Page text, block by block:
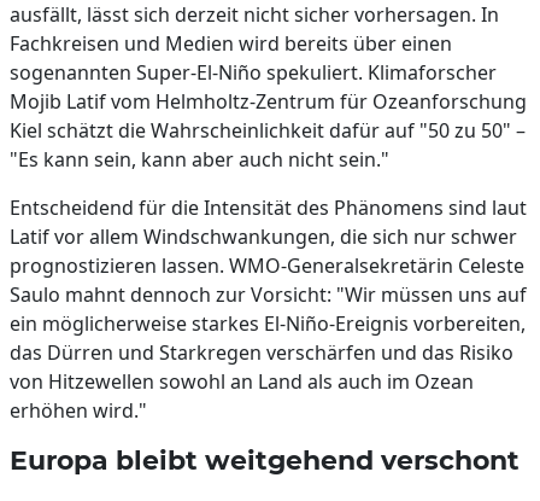
ausfällt, lässt sich derzeit nicht sicher vorhersagen. In
Fachkreisen und Medien wird bereits über einen
sogenannten Super-El-Niño spekuliert. Klimaforscher
Mojib Latif vom Helmholtz-Zentrum für Ozeanforschung
Kiel schätzt die Wahrscheinlichkeit dafür auf "50 zu 50" –
"Es kann sein, kann aber auch nicht sein."
Entscheidend für die Intensität des Phänomens sind laut
Latif vor allem Windschwankungen, die sich nur schwer
prognostizieren lassen. WMO-Generalsekretärin Celeste
Saulo mahnt dennoch zur Vorsicht: "Wir müssen uns auf
ein möglicherweise starkes El-Niño-Ereignis vorbereiten,
das Dürren und Starkregen verschärfen und das Risiko
von Hitzewellen sowohl an Land als auch im Ozean
erhöhen wird."
Europa bleibt weitgehend verschont